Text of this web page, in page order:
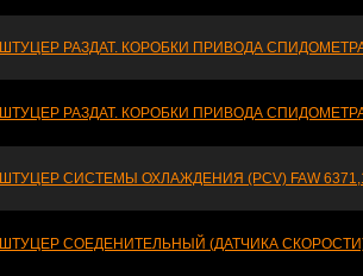
ШТУЦЕР РАЗДАТ. КОРОБКИ ПРИВОДА СПИДОМЕТРА
ШТУЦЕР РАЗДАТ. КОРОБКИ ПРИВОДА СПИДОМЕТРА
ШТУЦЕР СИСТЕМЫ ОХЛАЖДЕНИЯ (PCV) FAW
ШТУЦЕР СОЕДЕНИТЕЛЬНЫЙ (ДАТЧИКА СКОРОСТИ)